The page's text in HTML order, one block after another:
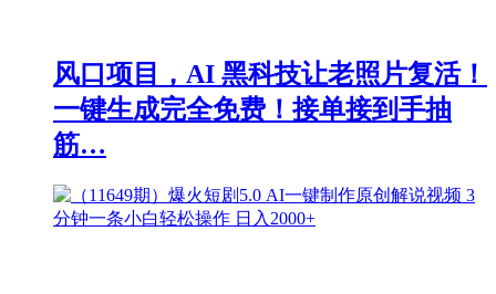
风口项目，AI 黑科技让老照片复活！
一键生成完全免费！接单接到手抽
筋…